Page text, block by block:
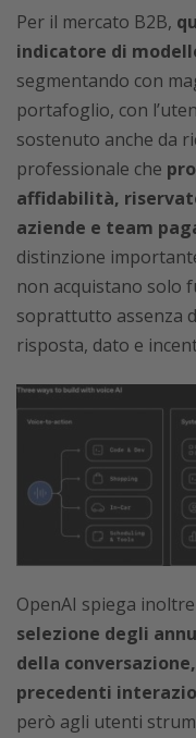
Per il mercato B2B,
indicatore di
segmentando con
portafoglio, con
sostenuto anche da
professionale che
affidabilità,
aziende e team
distinzione
non acquistano solo
soprattutto assenza
risposta, dato e
OpenAI spiega
selezione degli
della
precedenti
però agli utenti